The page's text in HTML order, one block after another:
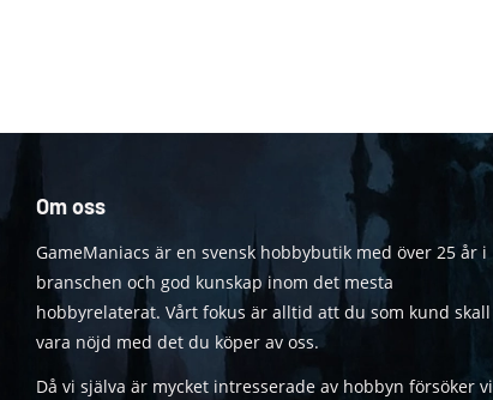
Om oss
GameManiacs är en svensk hobbybutik med över 25 år i
branschen och god kunskap inom det mesta
hobbyrelaterat. Vårt fokus är alltid att du som kund skall
vara nöjd med det du köper av oss.
Då vi själva är mycket intresserade av hobbyn försöker vi